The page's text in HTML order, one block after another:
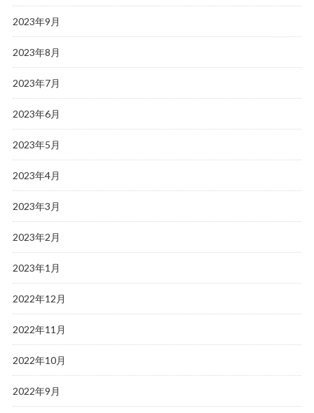
2023年9月
2023年8月
2023年7月
2023年6月
2023年5月
2023年4月
2023年3月
2023年2月
2023年1月
2022年12月
2022年11月
2022年10月
2022年9月